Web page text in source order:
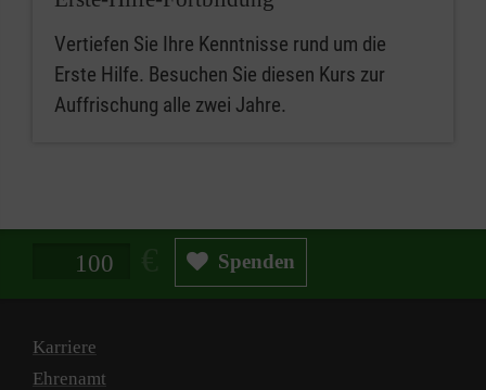
Vertiefen Sie Ihre Kenntnisse rund um die
Erste Hilfe. Besuchen Sie diesen Kurs zur
Auffrischung alle zwei Jahre.
Spendenbetrag in Euro Spenden
Karriere
Ehrenamt